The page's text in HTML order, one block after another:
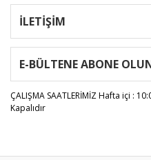
İLETİŞİM
E-BÜLTENE ABONE
ÇALIŞMA SAATLERİMİZHafta içi :
Kapalıdır